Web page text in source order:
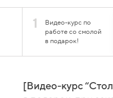
1
Видео-курс по
работе со смолой
в подарок!
[Видео-курс